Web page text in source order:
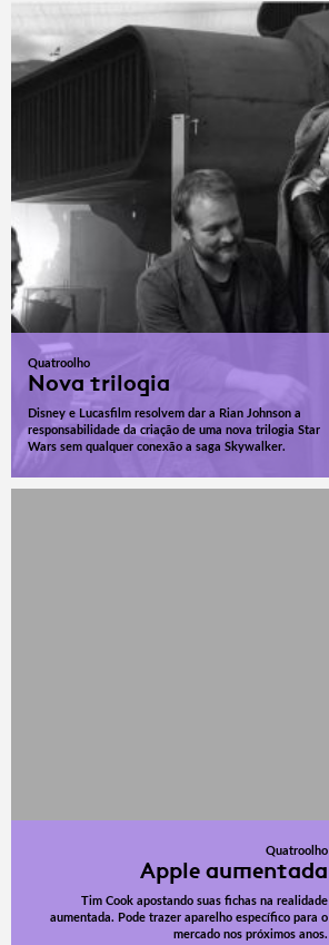
Quatroolho
Nova trilogia
Disney e Lucasfilm resolvem dar a Rian Johnson a
responsabilidade da criação de uma nova trilogia Star
Wars sem qualquer conexão a saga Skywalker.
Quatroolho
Apple aumentada
Tim Cook apostando suas fichas na realidade
aumentada. Pode trazer aparelho específico para o
mercado nos próximos anos.